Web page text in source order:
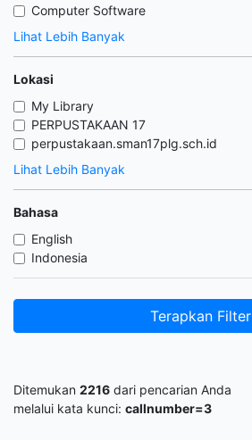
Computer Software
Lihat Lebih Banyak
Lokasi
My Library
PERPUSTAKAAN 17
perpustakaan.sman17plg.sch.id
Lihat Lebih Banyak
Bahasa
English
Indonesia
Terapkan Filter
Ditemukan 2216 dari pencarian Anda
melalui kata kunci: callnumber=3